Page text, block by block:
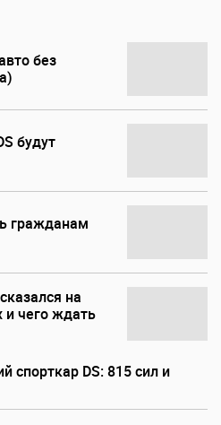
без
будут
гражданам
на
и чего ждать
спорткар DS: 815 сил и